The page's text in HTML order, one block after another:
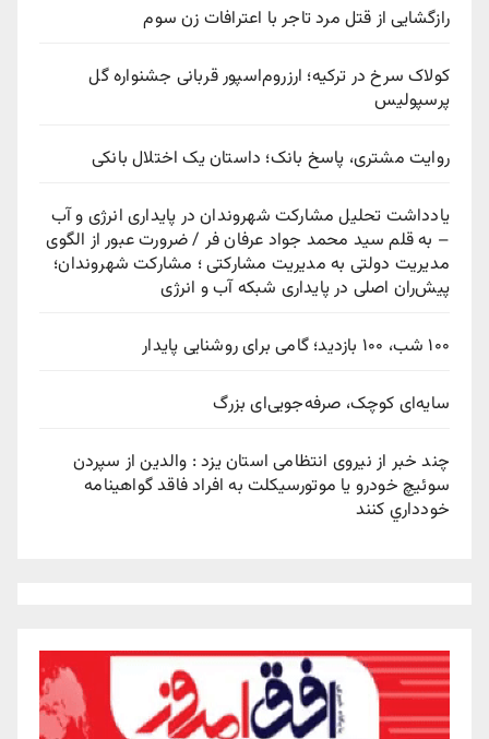
رازگشایی از قتل مرد تاجر با اعترافات زن سوم
کولاک سرخ در ترکیه؛ ارزروم‌اسپور قربانی جشنواره گل
پرسپولیس
روایت مشتری، پاسخ بانک؛ داستان یک اختلال بانکی
یادداشت تحلیل مشارکت شهروندان در پایداری انرژی و آب
– به قلم سید محمد جواد عرفان فر / ضرورت عبور از الگوی
مدیریت دولتی به مدیریت مشارکتی ؛ مشارکت شهروندان؛
پیش‌ران اصلی در پایداری شبکه آب و انرژی
۱۰۰ شب، ۱۰۰ بازدید؛ گامی برای روشنایی پایدار
سایه‌ای کوچک، صرفه‌جویی‌ای بزرگ
چند خبر از نیروی انتظامی استان یزد : والدين از سپردن
سوئيچ خودرو يا موتورسيکلت به افراد فاقد گواهينامه
خودداري کنند